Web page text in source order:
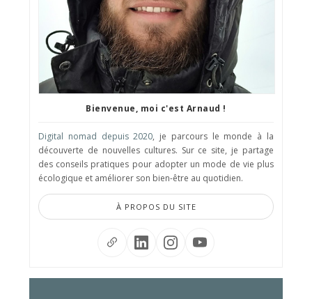
Bienvenue, moi c'est Arnaud !
Digital nomad depuis 2020, je parcours le monde à la
découverte de nouvelles cultures. Sur ce site, je partage
des conseils pratiques pour adopter un mode de vie plus
écologique et améliorer son bien-être au quotidien.
À PROPOS DU SITE